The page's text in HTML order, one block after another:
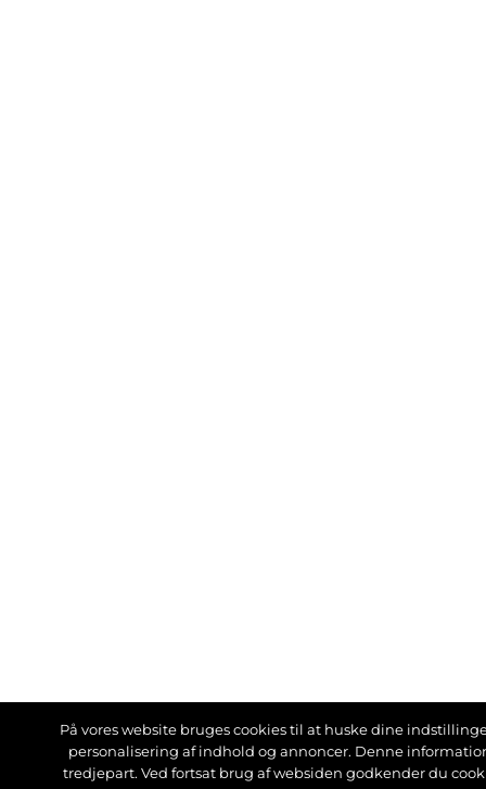
På vores website bruges cookies til at huske dine
personalisering af indhold og annoncer. Denne
tredjepart. Ved fortsat brug af websiden godkender du